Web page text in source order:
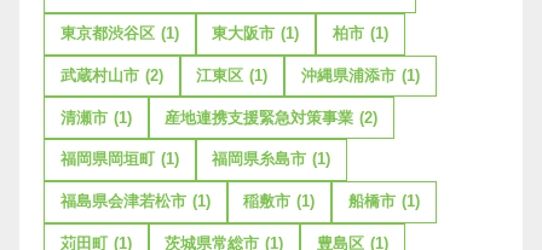
東京都渋谷区 (1) 東大阪市 (1) 柏市 (1)
武蔵村山市 (2) 江東区 (1) 沖縄県浦添市 (1)
清瀬市 (1) 産地連携支援緊急対策事業 (2)
福岡県岡垣町 (1) 福岡県糸島市 (1)
福島県会津若松市 (1) 稲敷市 (1) 船橋市 (1)
苅田町 (1) 茨城県常総市 (1) 豊島区 (1)